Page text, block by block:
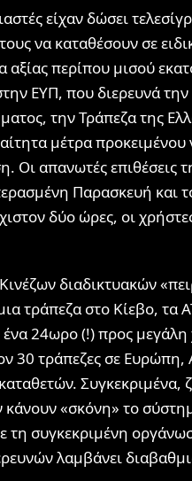
είχαν δώσει
να καταθέσουν σε
αξίας περίπου μισού
ΕΥΠ, που διερευνά
την Τράπεζα της
μέτρα
Οι απανωτές
Παρασκευή και
δύο ώρες, οι
διαδικτυακών
τράπεζα στο Κίεβο, τα
24ωρο (!) προς
30 τράπεζες σε
Συγκεκριμένα,
«σκόνη» το
συγκεκριμένη
λαμβάνει